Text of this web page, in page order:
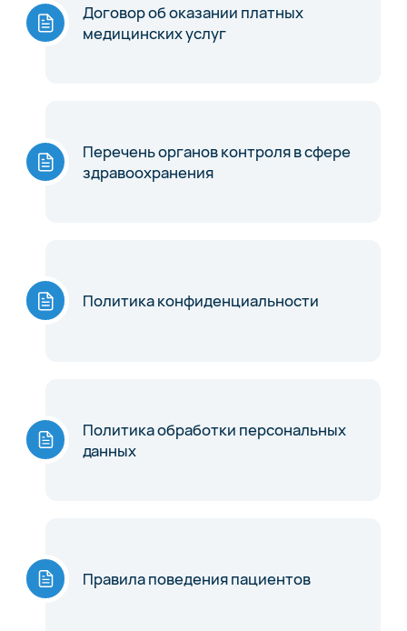
Договор об оказании платных
медицинских услуг
Перечень органов контроля в сфере
здравоохранения
Политика конфиденциальности
Политика обработки персональных
данных
Правила поведения пациентов